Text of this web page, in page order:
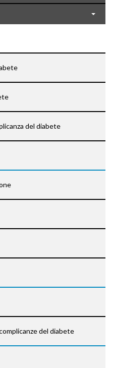
del diabete
del diabete